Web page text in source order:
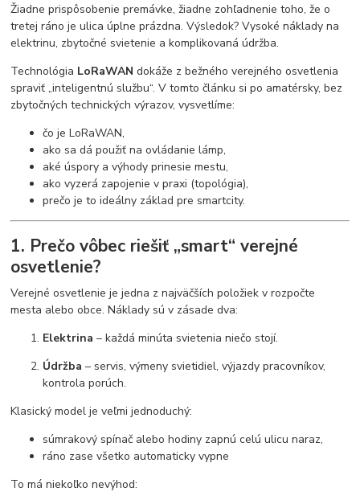
Žiadne prispôsobenie premávke, žiadne zohľadnenie toho, že o
tretej ráno je ulica úplne prázdna. Výsledok? Vysoké náklady na
elektrinu, zbytočné svietenie a komplikovaná údržba.
Technológia LoRaWAN dokáže z bežného verejného osvetlenia
spraviť „inteligentnú službu“. V tomto článku si po amatérsky, bez
zbytočných technických výrazov, vysvetlíme:
čo je LoRaWAN,
ako sa dá použiť na ovládanie lámp,
aké úspory a výhody prinesie mestu,
ako vyzerá zapojenie v praxi (topológia),
prečo je to ideálny základ pre smartcity.
1. Prečo vôbec riešiť „smart“ verejné
osvetlenie?
Verejné osvetlenie je jedna z najväčších položiek v rozpočte
mesta alebo obce. Náklady sú v zásade dva:
Elektrina – každá minúta svietenia niečo stojí.
Údržba – servis, výmeny svietidiel, výjazdy pracovníkov,
kontrola porúch.
Klasický model je veľmi jednoduchý:
súmrakový spínač alebo hodiny zapnú celú ulicu naraz,
ráno zase všetko automaticky vypne
To má niekoľko nevýhod: